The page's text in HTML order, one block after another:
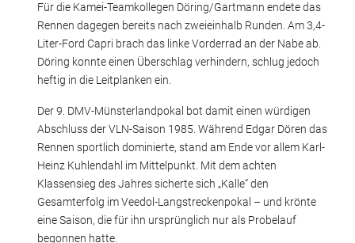
Für die Kamei-Teamkollegen Döring/Gartmann endete das
Rennen dagegen bereits nach zweieinhalb Runden. Am 3,4-
Liter-Ford Capri brach das linke Vorderrad an der Nabe ab.
Döring konnte einen Überschlag verhindern, schlug jedoch
heftig in die Leitplanken ein.
Der 9. DMV-Münsterlandpokal bot damit einen würdigen
Abschluss der VLN-Saison 1985. Während Edgar Dören das
Rennen sportlich dominierte, stand am Ende vor allem Karl-
Heinz Kuhlendahl im Mittelpunkt. Mit dem achten
Klassensieg des Jahres sicherte sich „Kalle“ den
Gesamterfolg im Veedol-Langstreckenpokal – und krönte
eine Saison, die für ihn ursprünglich nur als Probelauf
begonnen hatte.